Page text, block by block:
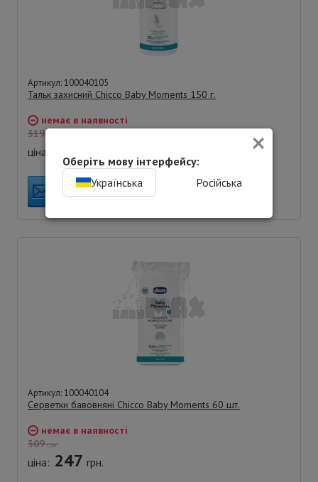
Артикул: 100040105
Тальк захисний Chicco Baby Moments 150 г.
немає в наявності
319грн.
ціна:
ПОВІДОМИТИ ПРО НАЯВНІСТЬ
Артикул: 100040104
Серветки бавовняні Chicco Baby Moments 60 шт.
немає в наявності
309грн.
ціна: 247 грн.
×
Оберіть мову інтерфейсу:
Українська
Російська